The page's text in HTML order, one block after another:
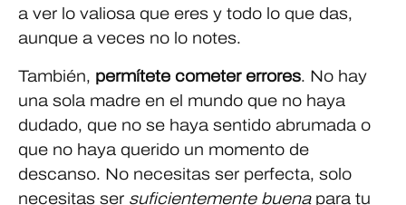
a ver lo valiosa que eres y todo lo que das,
aunque a veces no lo notes.
También, permítete cometer errores. No hay
una sola madre en el mundo que no haya
dudado, que no se haya sentido abrumada o
que no haya querido un momento de
descanso. No necesitas ser perfecta, solo
necesitas ser suficientemente buenapara tu